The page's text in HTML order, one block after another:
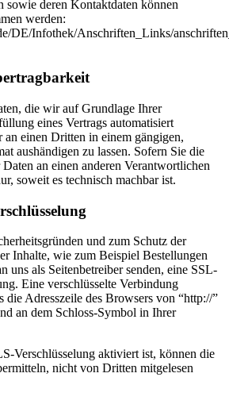
sowie deren Kontaktdaten können
werden:
DE/Infothek/Anschriften_Links/
die wir auf Grundlage Ihrer
eines Vertrags automatisiert
an einen Dritten in einem gängigen,
aushändigen zu lassen. Sofern Sie die
an einen anderen Verantwortlichen
soweit es technisch machbar ist.
und zum Schutz der
Inhalte, wie zum Beispiel Bestellungen
uns als Seitenbetreiber senden, eine SSL-
Eine verschlüsselte Verbindung
die Adresszeile des Browsers von “http://”
an dem Schloss-Symbol in Ihrer
Verschlüsselung aktiviert ist, können die
nicht von Dritten mitgelesen